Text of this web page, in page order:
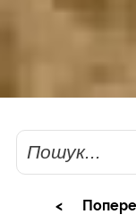
Пошук